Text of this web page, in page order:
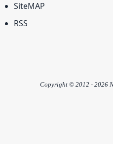
SiteMAP
RSS
Copyright © 2012 - 2026